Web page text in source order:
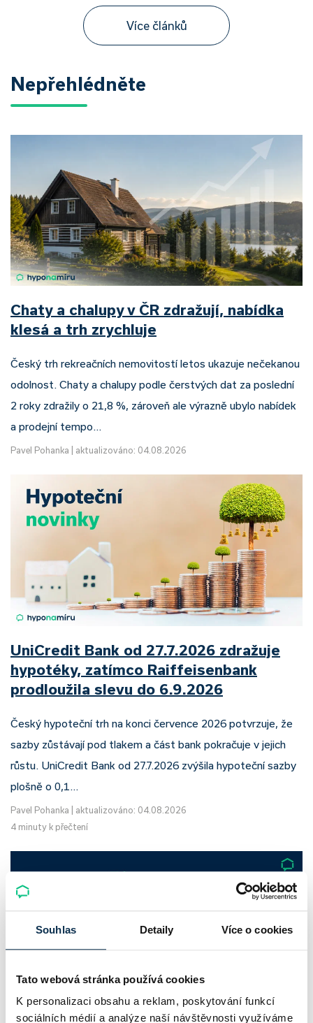
Souhlas Detaily Více o cookies
Tato webová stránka používá cookies
K personalizaci obsahu a reklam, poskytování funkcí
sociálních médií a analýze naší návštěvnosti využíváme
Více článků
Nepřehlédněte
Chaty a chalupy v ČR zdražují, nabídka
klesá a trh zrychluje
Český trh rekreačních nemovitostí letos ukazuje nečekanou
odolnost. Chaty a chalupy podle čerstvých dat za poslední
2 roky zdražily o 21,8 %, zároveň ale výrazně ubylo nabídek
a prodejní tempo…
Pavel Pohanka aktualizováno: 04.08.2026
UniCredit Bank od 27.7.2026 zdražuje
hypotéky, zatímco Raiffeisenbank
prodloužila slevu do 6.9.2026
Český hypoteční trh na konci července 2026 potvrzuje, že
sazby zůstávají pod tlakem a část bank pokračuje v jejich
růstu. UniCredit Bank od 27.7.2026 zvýšila hypoteční sazby
plošně o 0,1…
Pavel Pohanka
aktualizováno: 04.08.2026
4 minuty k přečtení